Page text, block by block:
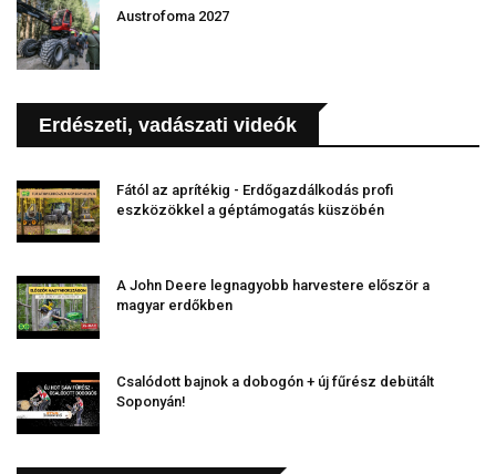
Austrofoma 2027
Erdészeti, vadászati videók
Fától az aprítékig - Erdőgazdálkodás profi
eszközökkel a géptámogatás küszöbén
A John Deere legnagyobb harvestere először a
magyar erdőkben
Csalódott bajnok a dobogón + új fűrész debütált
Soponyán!